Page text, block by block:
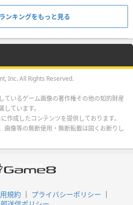
ンキングをもっと見る
Inc. All Rights Reserved.
ているゲーム画像の著作権その他の知的財産
ています。
作成したコンテンツを提供しております。
画像等の無断使用・無断転載は固くお断りし
規約
プライバシーポリシー